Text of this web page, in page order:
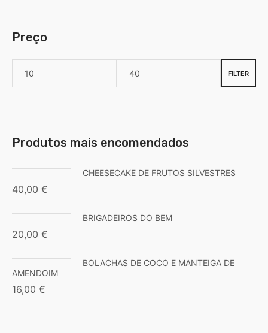
Preço
FILTER
Produtos mais encomendados
CHEESECAKE DE FRUTOS SILVESTRES
40,00 €
BRIGADEIROS DO BEM
20,00 €
BOLACHAS DE COCO E MANTEIGA DE
AMENDOIM
16,00 €